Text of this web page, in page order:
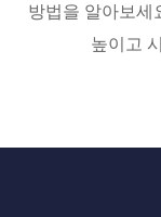
방법을 알아보세
높이고